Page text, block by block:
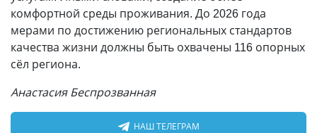
комфортной среды проживания. До 2026 года
мерами по достижению региональных стандартов
качества жизни должны быть охвачены 116 опорных
сёл региона.
Анастасия Беспрозванная
НАШ ТЕЛЕГРАМ